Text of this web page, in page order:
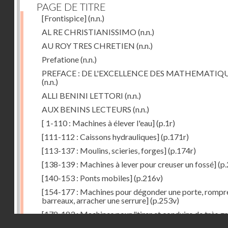
PAGE DE TITRE
[Frontispice](n.n.)
AL RE CHRISTIANISSIMO (n.n.)
AU ROY TRES CHRETIEN (n.n.)
Prefatione(n.n.)
PREFACE : DE L'EXCELLENCE DES
(n.n.)
ALLI BENINI LETTORI (n.n.)
AUX BENINS LECTEURS (n.n.)
[ 1-110 : Machines à élever l'eau](p.1r)
[111-112 : Caissons hydrauliques](p.171r)
[113-137 : Moulins, scieries, forges](p.174r)
[138-139 : Machines à lever pour creuser un fossé]
[140-153 : Ponts mobiles](p.216v)
[154-177 : Machines pour dégonder une porte,
barreaux, arracher une serrure](p.253v)
[178-183 : Machines pour "tirer et conduire de très